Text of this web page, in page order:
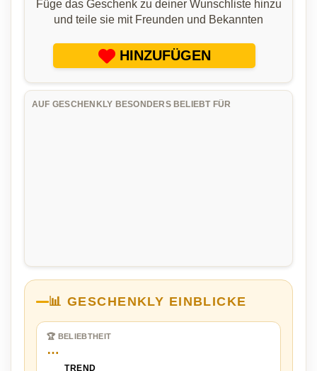
Füge das Geschenk zu deiner Wunschliste hinzu
und teile sie mit Freunden und Bekannten
HINZUFÜGEN
AUF GESCHENKLY BESONDERS BELIEBT FÜR
📊 GESCHENKLY EINBLICKE
🏆 BELIEBTHEIT
…
TREND